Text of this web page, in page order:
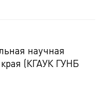
научная
края (КГАУК ГУНБ